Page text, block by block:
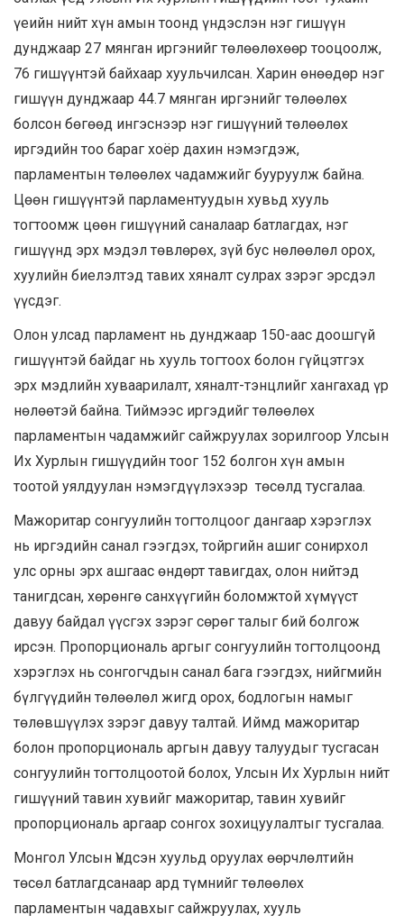
үеийн нийт хүн амын тоонд үндэслэн нэг гишүүн
дунджаар 27 мянган иргэнийг төлөөлөхөөр тооцоолж,
76 гишүүнтэй байхаар хуульчилсан. Харин өнөөдөр нэг
гишүүн дунджаар 44.7 мянган иргэнийг төлөөлөх
болсон бөгөөд ингэснээр нэг гишүүний төлөөлөх
иргэдийн тоо бараг хоёр дахин нэмэгдэж,
парламентын төлөөлөх чадамжийг бууруулж байна.
Цөөн гишүүнтэй парламентуудын хувьд хууль
тогтоомж цөөн гишүүний саналаар батлагдах, нэг
гишүүнд эрх мэдэл төвлөрөх, зүй бус нөлөөлөл орох,
хуулийн биелэлтэд тавих хяналт сулрах зэрэг эрсдэл
үүсдэг.
Олон улсад парламент нь дунджаар 150-аас доошгүй
гишүүнтэй байдаг нь хууль тогтоох болон гүйцэтгэх
эрх мэдлийн хуваарилалт, хяналт-тэнцлийг хангахад үр
нөлөөтэй байна. Тиймээс иргэдийг төлөөлөх
парламентын чадамжийг сайжруулах зорилгоор Улсын
Их Хурлын гишүүдийн тоог 152 болгон хүн амын
тоотой уялдуулан нэмэгдүүлэхээр төсөлд тусгалаа.
Мажоритар сонгуулийн тогтолцоог дангаар хэрэглэх
нь иргэдийн санал гээгдэх, тойргийн ашиг сонирхол
улс орны эрх ашгаас өндөрт тавигдах, олон нийтэд
танигдсан, хөрөнгө санхүүгийн боломжтой хүмүүст
давуу байдал үүсгэх зэрэг сөрөг талыг бий болгож
ирсэн. Пропорциональ аргыг сонгуулийн тогтолцоонд
хэрэглэх нь сонгогчдын санал бага гээгдэх, нийгмийн
бүлгүүдийн төлөөлөл жигд орох, бодлогын намыг
төлөвшүүлэх зэрэг давуу талтай. Иймд мажоритар
болон пропорциональ аргын давуу талуудыг тусгасан
сонгуулийн тогтолцоотой болох, Улсын Их Хурлын нийт
гишүүний тавин хувийг мажоритар, тавин хувийг
пропорциональ аргаар сонгох зохицуулалтыг тусгалаа.
Монгол Улсын Үндсэн хуульд оруулах өөрчлөлтийн
төсөл батлагдсанаар ард түмнийг төлөөлөх
парламентын чадавхыг сайжруулах, хууль